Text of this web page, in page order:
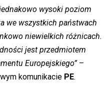
wysoki poziom
we wszystkich państwach
niewielkich różnicach.
jest przedmiotem
Europejskiego”–
komunikacie PE.